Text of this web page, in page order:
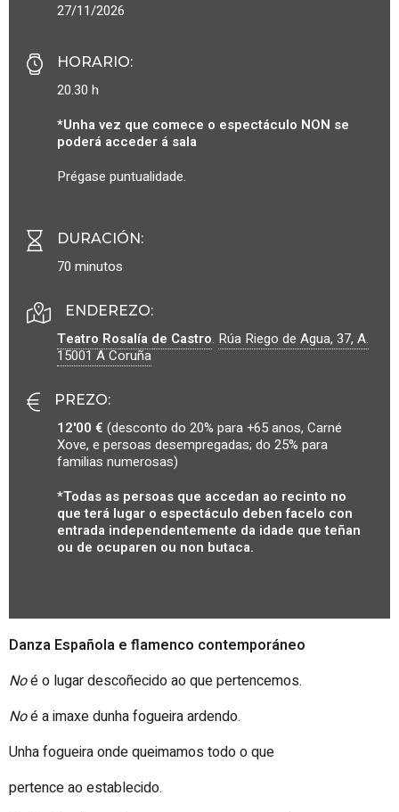
27/11/2026
HORARIO:
20.30 h
*Unha vez que comece o espectáculo NON se
poderá acceder á sala
Prégase puntualidade.
DURACIÓN:
70 minutos
ENDEREZO:
Teatro Rosalía de Castro. Rúa Riego de Agua, 37, A.
15001A Coruña
PREZO:
12'00 € (desconto do 20% para +65 anos, Carné
Xove, e persoas desempregadas; do 25% para
familias numerosas)
*Todas as persoas que accedan ao recinto no
que terá lugar o espectáculo deben facelo con
entrada independentemente da idade que teñan
ou de ocuparen ou non butaca.
Danza Española e flamenco contemporáneo
Noé o lugar descoñecido ao que pertencemos.
Noé a imaxe dunha fogueira ardendo.
Unha fogueira onde queimamos todo o que
pertence ao establecido.